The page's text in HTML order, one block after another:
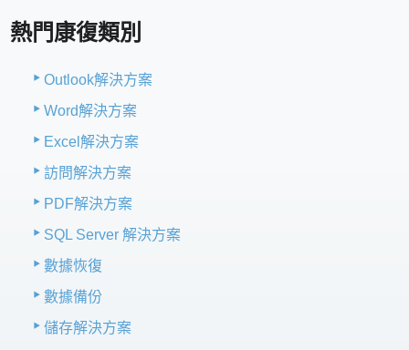
熱門康復類別
Outlook解決方案
Word解決方案
Excel解決方案
訪問解決方案
PDF解決方案
SQL Server 解決方案
數據恢復
數據備份
儲存解決方案